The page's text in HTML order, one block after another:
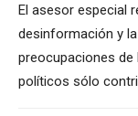
El asesor especial
desinformación y
preocupaciones
políticos sólo